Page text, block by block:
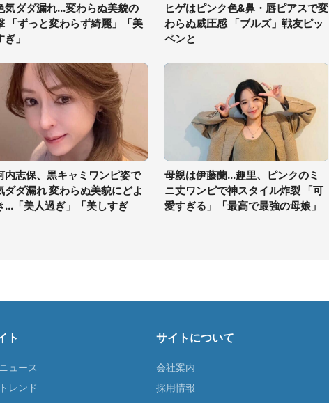
気ダダ漏れ...変わらぬ美貌の
「ずっと変わらず綺麗」「美
」
ヒゲはピンク色&鼻・唇ピアスで変
わらぬ威圧感 「ブルズ」戦友ピッ
ペンと
内志保、黒キャミワンピ姿で
ダダ漏れ 変わらぬ美貌にどよ
...「美人過ぎ」「美しすぎ
母親は伊藤蘭...趣里、ピンクのミ
ニ丈ワンピで神スタイル炸裂 「可
愛すぎる」「最高で最強の母娘」
ト
ュース
レンド
サイトについて
会社案内
採用情報